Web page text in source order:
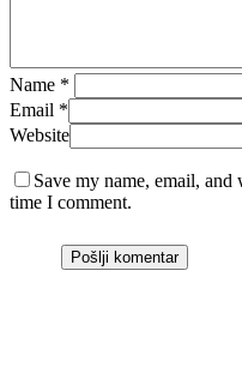
Name *
Email *
Website
Save my name, email,
time I comment.